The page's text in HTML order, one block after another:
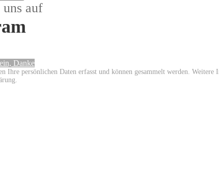
uns auf
Danke
persönlichen Daten erfasst und können gesammelt werden.